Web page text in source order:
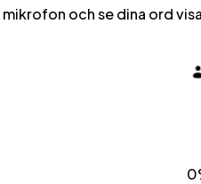
mikrofon och se dina ord